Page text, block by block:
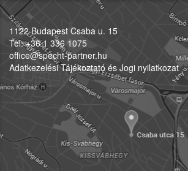
1122 Budapest Csaba u. 15
Tel: +36 1 336 1075
office@specht-partner.hu
Adatkezelési Tájékoztató és Jogi nyilatkozat